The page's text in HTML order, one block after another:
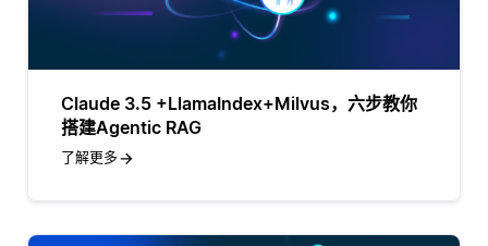
Claude 3.5 +LlamaIndex+Milvus，六步教你
搭建Agentic RAG
了解更多